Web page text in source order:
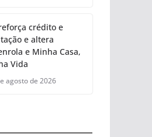
crédito e
e altera
e Minha Casa,
Vida
agosto de 2026